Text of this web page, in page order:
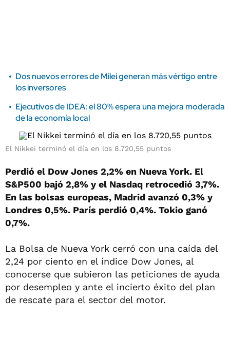
Dos nuevos errores de Milei generan más vértigo entre
los inversores
Ejecutivos de IDEA: el 80% espera una mejora moderada
de la economía local
El Nikkei terminó el día en los 8.720,55 puntos
Perdió el Dow Jones 2,2% en Nueva York. El
S&P500 bajó 2,8% y el Nasdaq retrocedió 3,7%.
En las bolsas europeas, Madrid avanzó 0,3% y
Londres 0,5%. París perdió 0,4%. Tokio ganó
0,7%.
La Bolsa de Nueva York cerró con una caída del
2,24 por ciento en el índice Dow Jones, al
conocerse que subieron las peticiones de ayuda
por desempleo y ante el incierto éxito del plan
de rescate para el sector del motor.